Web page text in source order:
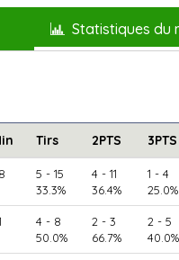
Statistiques du
Tirs 2PTS 3PTS
5 - 15
33.3%
4 - 11
36.4%
1 - 4
25.0%
4 - 8
50.0%
2 - 3
66.7%
2 - 5
40.0%